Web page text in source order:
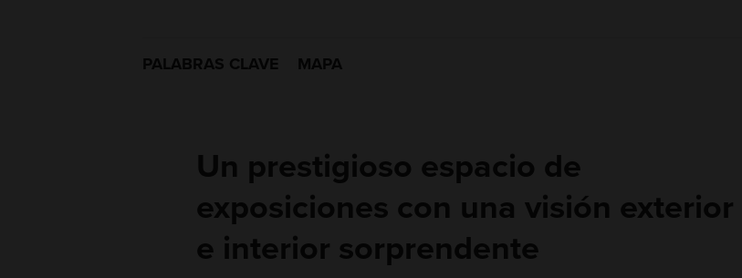
PALABRAS CLAVE MAPA
Un prestigioso espacio de
exposiciones con una visión exterior
e interior sorprendente